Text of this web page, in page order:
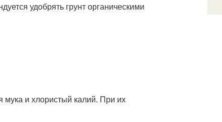
удобрять грунт органическими
и хлористый калий. При их